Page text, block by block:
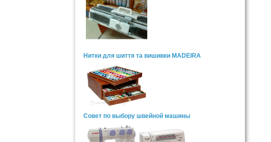
Нитки для шиття та вишивки MADEIRA
Совет по выбору швейной машины